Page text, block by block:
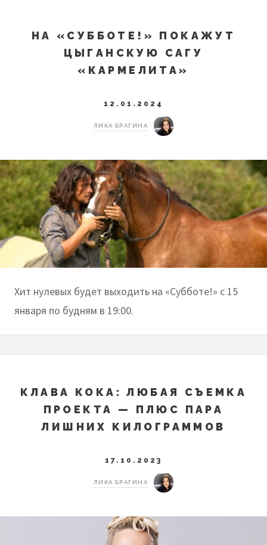
НА «СУББОТЕ!» ПОКАЖУТ
ЦЫГАНСКУЮ САГУ
«КАРМЕЛИТА»
12.01.2024
ЛИКА БРАГИНА
Хит нулевых будет выходить на «Субботе!» с 15
января по будням в 19:00.
КЛАВА КОКА: ЛЮБАЯ СЪЕМКА
ПРОЕКТА — ПЛЮС ПАРА
ЛИШНИХ КИЛОГРАММОВ
17.10.2023
ЛИКА БРАГИНА